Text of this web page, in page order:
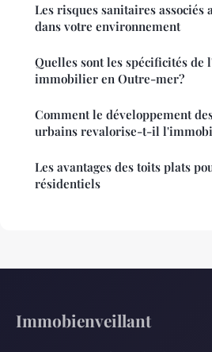
Les risques sanitaires associés
dans votre environnement
Quelles sont les spécificités de
immobilier en Outre-mer?
Comment le développement
urbains revalorise-t-il
Les avantages des toits plats
résidentiels
Immobienveillant